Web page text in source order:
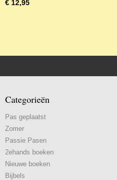
€ 12,95
Categorieën
Pas geplaatst
Zomer
Passie Pasen
2ehands boeken
Nieuwe boeken
Bijbels